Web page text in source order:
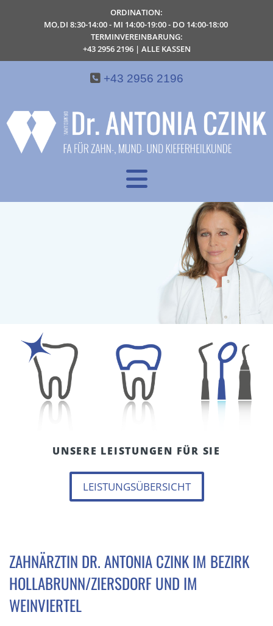
ORDINATION:
MO,DI 8:30-14:00 - MI 14:00-19:00 - DO 14:00-18:00
TERMINVEREINBARUNG:
+43 2956 2196| ALLE KASSEN
 +43 2956 2196
UNSERE LEISTUNGEN FÜR SIE
LEISTUNGSÜBERSICHT
ZAHNÄRZTIN DR. ANTONIA CZINK IM BEZIRK
HOLLABRUNN/ZIERSDORF UND IM
WEINVIERTEL